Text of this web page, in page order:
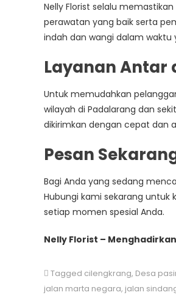
Nelly Florist selalu
perawatan yang baik serta
indah dan wangi dalam waktu
Layanan Antar
Untuk memudahkan
wilayah di Padalarang dan
dikirimkan dengan cepat dan
Pesan
Bagi Anda yang sedang
Hubungi kami sekarang
setiap momen spesial Anda.
Nelly Florist –
Tagged cilengkrang, Desa
jalan marta negara, jalan